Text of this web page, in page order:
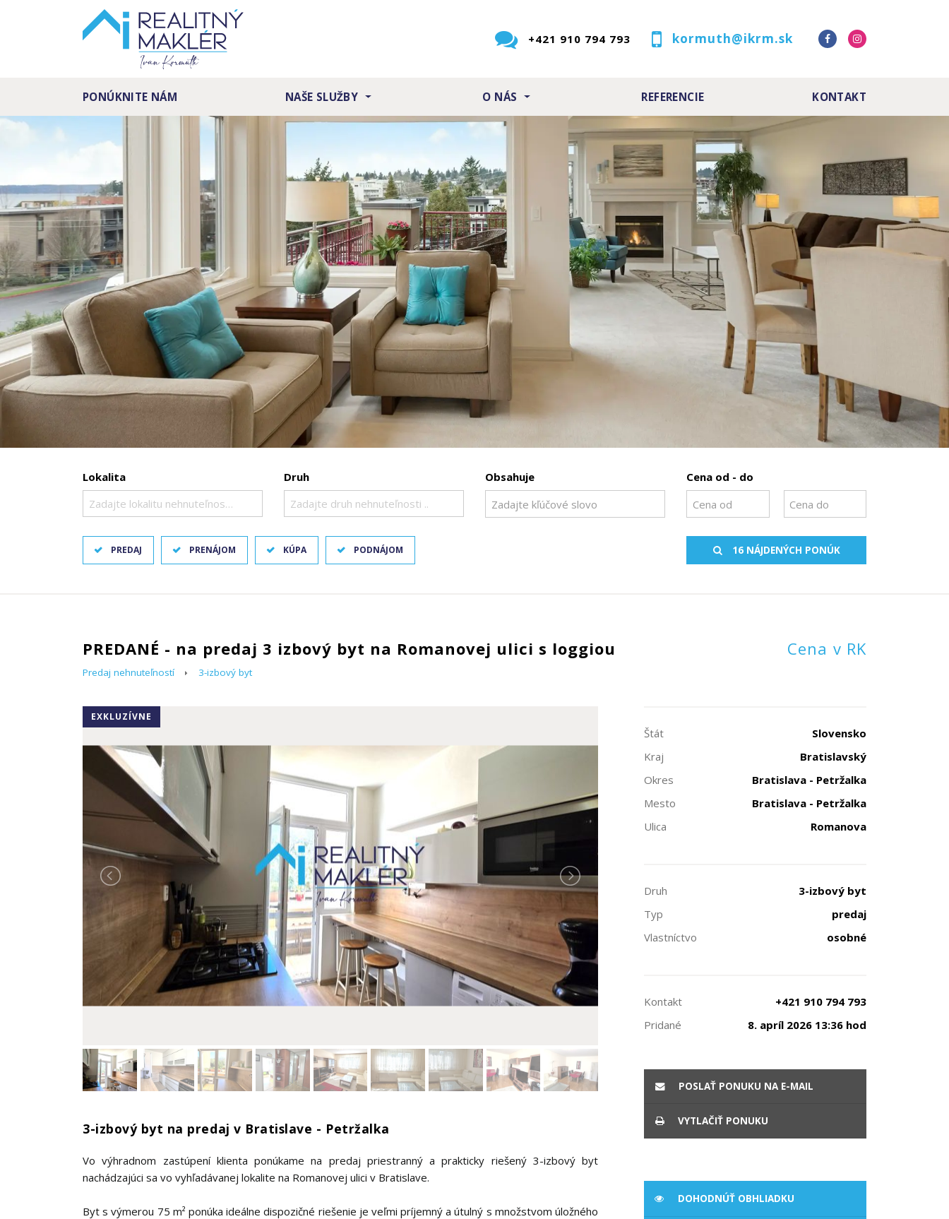
kormuth@ikrm.sk
+421 910 794 793
PONÚKNITE NÁM NAŠE SLUŽBY O NÁS REFERENCIE KONTAKT
Lokalita
Zadajte lokalitu nehnuteľnosti ..
Druh
Zadajte druh nehnuteľnosti ..
Obsahuje Cena od - do
PREDAJ PRENÁJOM KÚPA PODNÁJOM 16 NÁJDENÝCH PONÚK
PREDANÉ - na predaj 3 izbový byt na Romanovej ulici s loggiou Cena v RK
Predaj nehnuteľností 3-izbový byt
EXKLUZÍVNE
3-izbový byt na predaj v Bratislave - Petržalka
Vo výhradnom zastúpení klienta ponúkame na predaj priestranný a prakticky riešený 3-izbový byt
nachádzajúci sa vo vyhľadávanej lokalite na Romanovej ulici v Bratislave.
Byt s výmerou 75 m² ponúka ideálne dispozičné riešenie je veľmi príjemný a útulný s množstvom úložného
Štát
Slovensko
Kraj
Bratislavský
Okres
Bratislava - Petržalka
Mesto
Bratislava - Petržalka
Ulica
Romanova
Druh
3-izbový byt
Typ
predaj
Vlastníctvo
osobné
Kontakt
+421 910 794 793
Pridané
8. apríl 2026 13:36 hod
POSLAŤ PONUKU NA E-MAIL
VYTLAČIŤ PONUKU
DOHODNÚŤ OBHLIADKU